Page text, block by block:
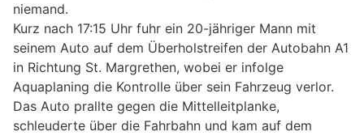
niemand.
Kurz nach 17:15 Uhr fuhr ein 20-jähriger Mann mit
seinem Auto auf dem Überholstreifen der Autobahn A1
in Richtung St. Margrethen, wobei er infolge
Aquaplaning die Kontrolle über sein Fahrzeug verlor.
Das Auto prallte gegen die Mittelleitplanke,
schleuderte über die Fahrbahn und kam auf dem